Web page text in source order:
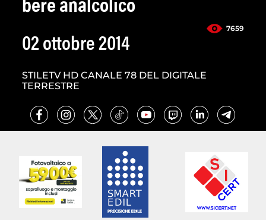
bere analcolico
7659
02 ottobre 2014
STILETV HD CANALE 78 DEL DIGITALE
TERRESTRE